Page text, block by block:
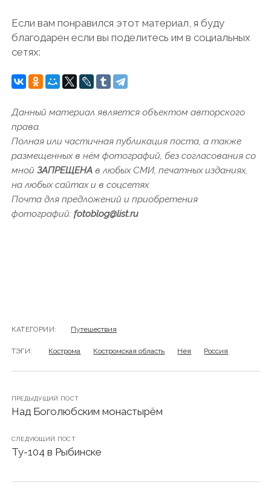
Если вам понравился этот материал, я буду
благодарен если вы поделитесь им в социальных
сетях:
Данный материал является объектом авторского
права.
Полная или частичная публикация поста, а также
размещенных в нём фотографий, без согласования со
мной ЗАПРЕЩЕНАв любых СМИ, печатных изданиях,
на любых сайтах и в соцсетях.
Почта для предложений и приобретения
фотографий: fotoblog@list.ru
КАТЕГОРИИ: Путешествия
ТЭГИ: Кострома Костромская область Нея Россия
ПРЕДЫДУЩИЙ ПОСТ
Над Боголюбским монастырём
СЛЕДУЮЩИЙ ПОСТ
Ту-104 в Рыбинске